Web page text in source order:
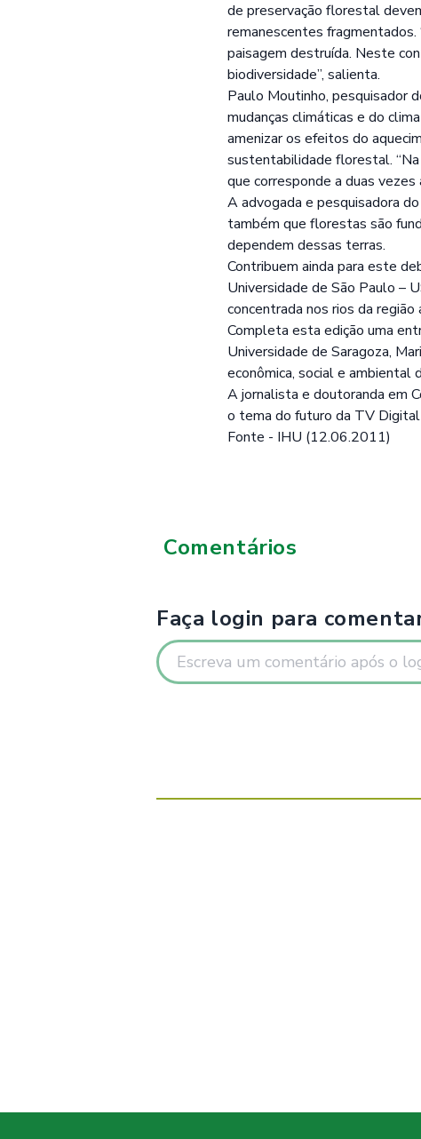
de preservação florestal
remanescentes fragmentados.
paisagem destruída. Neste
biodiversidade”, salienta.
Paulo Moutinho, pesquisador
mudanças climáticas e do
amenizar os efeitos do
sustentabilidade florestal.
que corresponde a duas
A advogada e pesquisadora
também que florestas são
dependem dessas terras.
Contribuem ainda para este
Universidade de São Paulo –
concentrada nos rios da região
Completa esta edição uma
Universidade de Saragoza,
econômica, social e ambiental
A jornalista e doutoranda em
o tema do futuro da TV Digital
Fonte - IHU (12.06.2011)
Comentários
Faça login para